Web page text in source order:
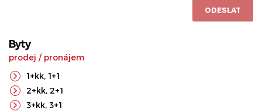
ODESLAT
Byty
prodej / pronájem
1+kk, 1+1
2+kk, 2+1
3+kk, 3+1